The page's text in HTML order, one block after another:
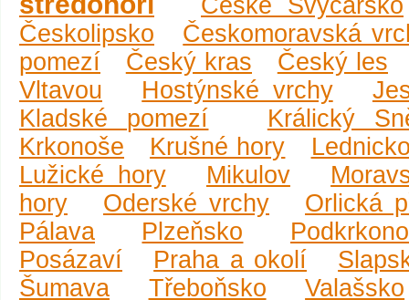
České Švýcarsko
Českolipsko
Českomoravská
pomezí
Český kras
Český les
Vltavou
Hostýnské vrchy
Kladské pomezí
Králický
Krkonoše
Krušné hory
Lužické hory
Mikulov
hory
Oderské vrchy
Orlická
Pálava
Plzeňsko
Posázaví
Praha a okolí
Šumava
Třeboňsko
Valašsko